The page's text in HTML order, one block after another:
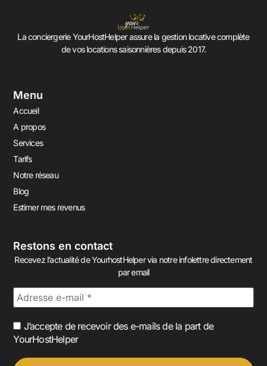
La conciergerie YourHostHelper assure la gestion locative complète
de vos locations saisonnières depuis 2017.
Menu
Accueil
A propos
Services
Tarifs
Notre réseau
Blog
Estimer mes revenus
Restons en contact
Recevez l’actualité de YourhostHelper via notre infolettre directement
par email
J’accepte de recevoir des e-mails de la part de
YourHostHelper